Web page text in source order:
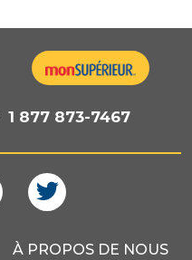
1 877 873-7467
À PROPOS DE NOUS